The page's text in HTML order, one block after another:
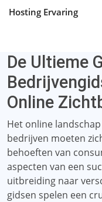
Hosting Ervaring
De Ultieme
Online
Het online
bedrijven moeten
behoeften van
aspecten van een
uitbreiding naar
gidsen spelen een